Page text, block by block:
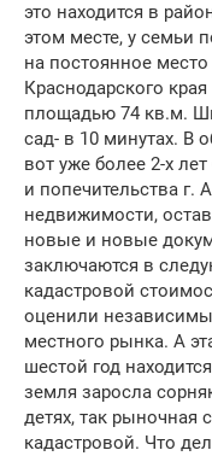
это находится в
этом месте, у семьи
на постоянное
Краснодарского
площадью 74 кв.м.
сад- в 10 минутах. В
вот уже более 2-х
и попечительства г.
недвижимости,
новые и новые
заключаются в
кадастровой
оценили
местного рынка. А
шестой год
земля заросла
детях, так рыночная
кадастровой. Что